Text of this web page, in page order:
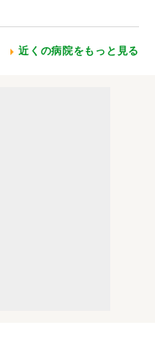
近くの病院をもっと見る